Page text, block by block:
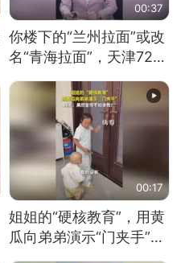
00:37
你楼下的“兰州拉面”或改
名“青海拉面”，天津72家
00:17
姐姐的“硬核教育”，用黄
瓜向弟弟演示“门夹手”，